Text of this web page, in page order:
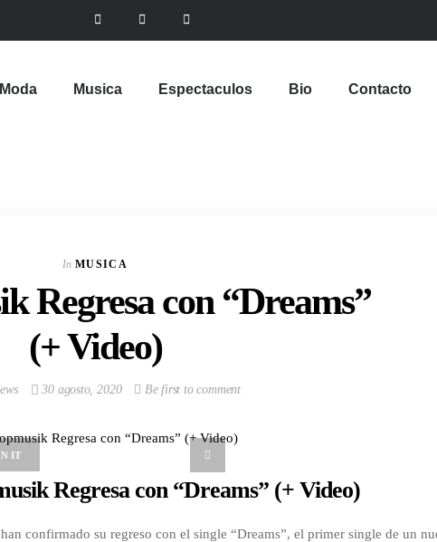
Moda Musica Espectaculos Bio Contacto
In MUSICA
Regresa con “Dreams”
(+ Video)
30 agosto, 2020 Be first to comment
IT
Regresa con “Dreams” (+ Video)
confirmado su regreso con el single “Dreams”, el primer single de un